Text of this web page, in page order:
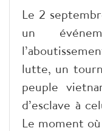
Le 2
un
lutte, un
peuple
d’esclave à
Le moment